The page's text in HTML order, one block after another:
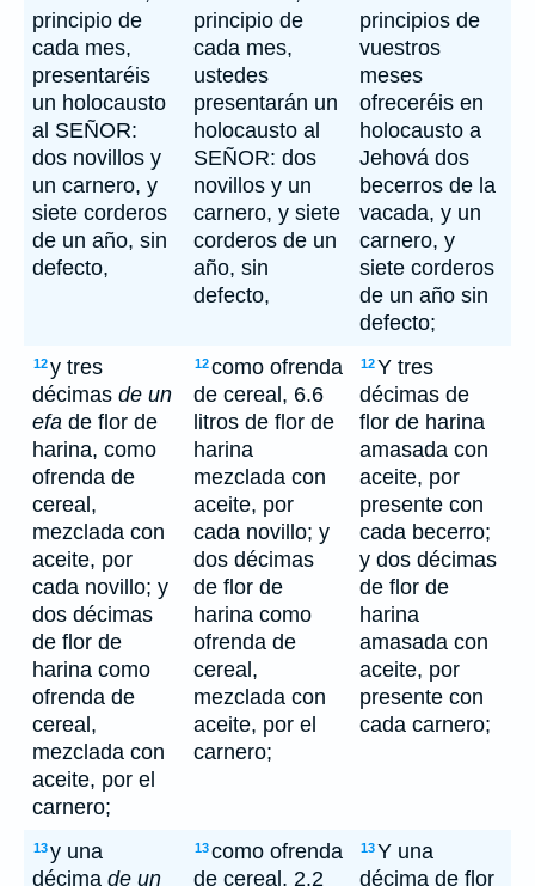
principio de
cada mes,
presentaréis
un holocausto
al SEÑOR:
dos novillos y
un carnero, y
siete corderos
de un año, sin
defecto,
principio de
cada mes,
ustedes
presentarán un
holocausto al
SEÑOR: dos
novillos y un
carnero, y siete
corderos de un
año, sin
defecto,
principios de
vuestros
meses
ofreceréis en
holocausto a
Jehová dos
becerros de la
vacada, y un
carnero, y
siete corderos
de un año sin
defecto;
12y tres
décimas de un
efa de flor de
harina, como
ofrenda de
cereal,
mezclada con
aceite, por
cada novillo; y
dos décimas
de flor de
harina como
ofrenda de
cereal,
mezclada con
aceite, por el
carnero;
12como ofrenda
de cereal, 6.6
litros de flor de
harina
mezclada con
aceite, por
cada novillo; y
dos décimas
de flor de
harina como
ofrenda de
cereal,
mezclada con
aceite, por el
carnero;
12Y tres
décimas de
flor de harina
amasada con
aceite, por
presente con
cada becerro;
y dos décimas
de flor de
harina
amasada con
aceite, por
presente con
cada carnero;
13y una
décima de un
13como ofrenda
de cereal, 2.2
13Y una
décima de flor